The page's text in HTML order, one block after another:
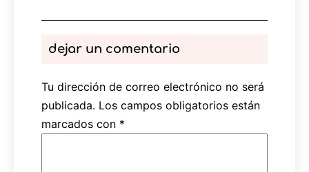
dejar un comentario
Tu dirección de correo electrónico no será
publicada. Los campos obligatorios están
marcados con *